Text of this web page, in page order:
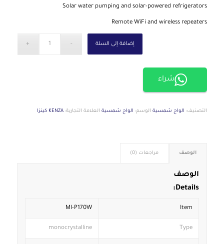
Solar water pumping and solar-powered refrigerators
Remote WiFi and wireless repeaters
إضافة إلى السلة
شراء
التصنيف: الواح شمسية الوسم: الواح شمسية العلامة التجارية: KENZA كينزا
الوصف مراجعات (0)
الوصف
Details:
Item
MI-P170W
Type
monocrystalline